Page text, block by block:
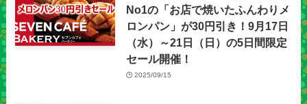
No1の「お店で焼いたふんわりメ
ロンパン」が30円引き！9月17日
（水）～21日（日）の5日間限定
セール開催！
2025/09/15